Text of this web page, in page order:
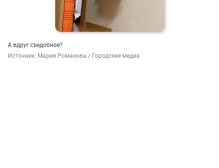
А вдруг съедобное?
Источник: Мария Романова / Городские медиа